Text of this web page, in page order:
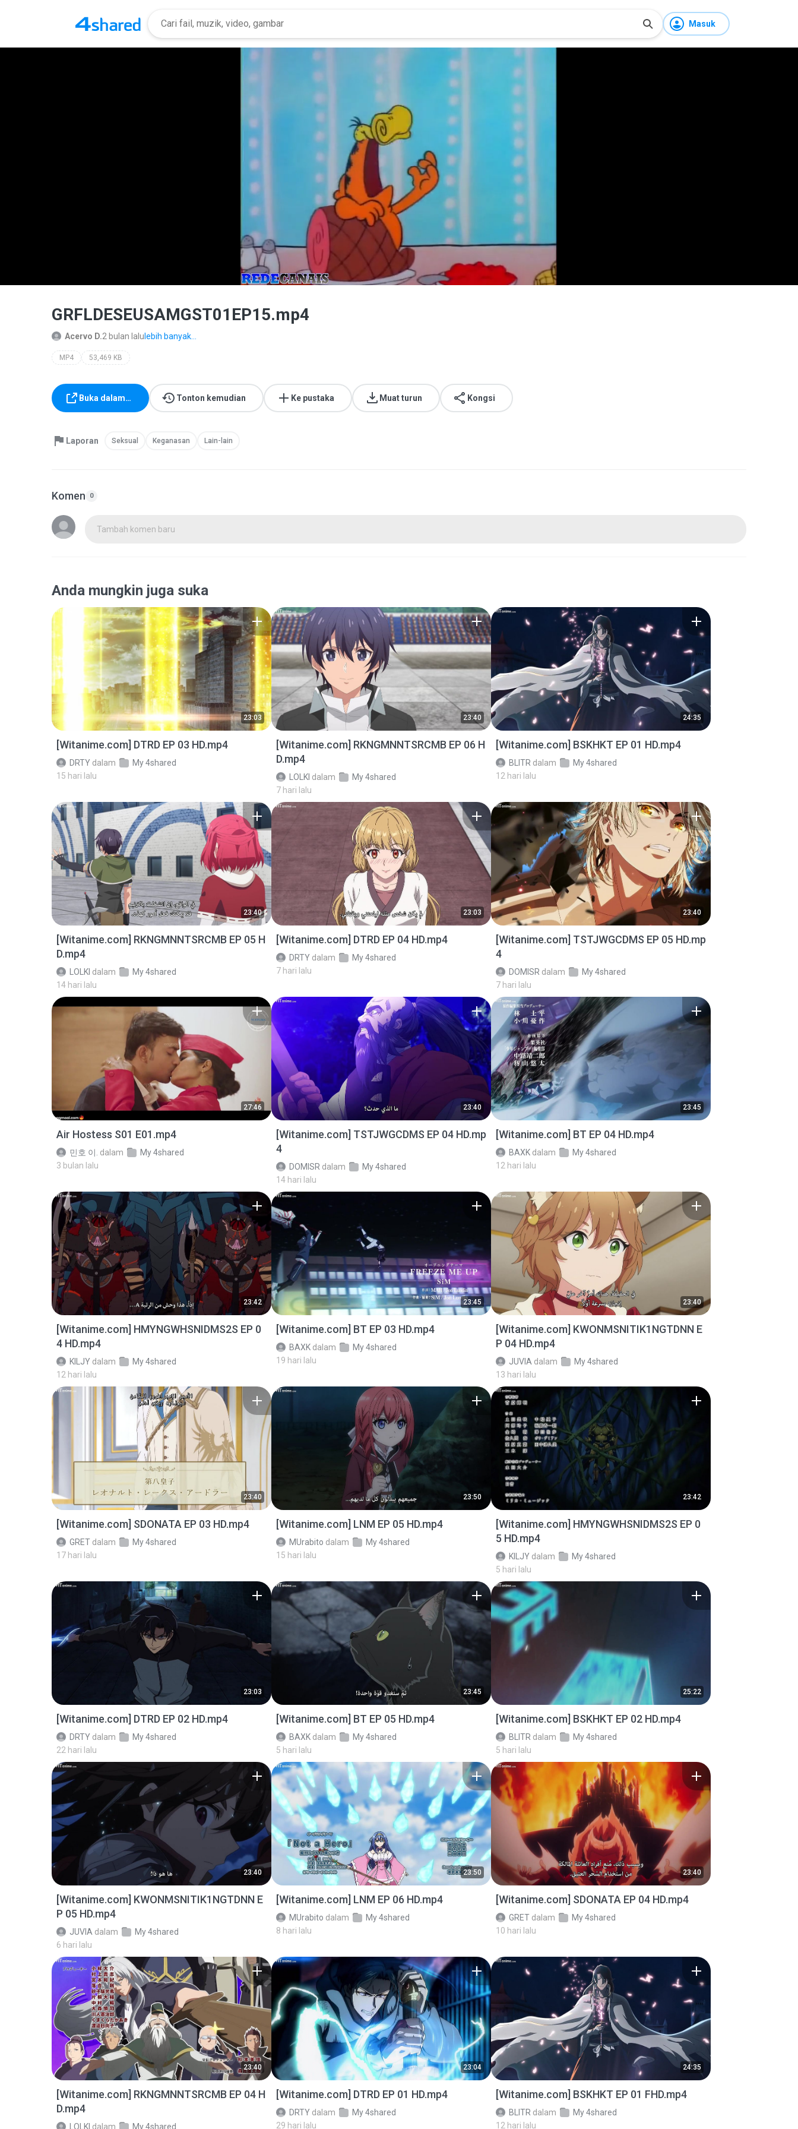
Masuk
GRFLDESEUSAMGST01EP15.mp4
Acervo D.2 bulan lalu lebih banyak...
MP4 53,469 KB
Buka dalam… Tonton kemudian Ke pustaka Muat turun Kongsi
Laporan Seksual Keganasan Lain-lain
Komen 0
Tambah komen baru
Anda mungkin juga suka
23:03
[Witanime.com] DTRD EP 03 HD.mp4
DRTY dalam
My 4shared
15 hari lalu
23:40
[Witanime.com] RKNGMNNTSRCMB EP 06 H
D.mp4
LOLKI dalam
My 4shared
7 hari lalu
24:35
[Witanime.com] BSKHKT EP 01 HD.mp4
BLITR dalam
My 4shared
12 hari lalu
23:40
[Witanime.com] RKNGMNNTSRCMB EP 05 H
D.mp4
LOLKI dalam
My 4shared
14 hari lalu
23:03
[Witanime.com] DTRD EP 04 HD.mp4
DRTY dalam
My 4shared
7 hari lalu
23:40
[Witanime.com] TSTJWGCDMS EP 05 HD.mp
4
DOMISR dalam
My 4shared
7 hari lalu
27:46
Air Hostess S01 E01.mp4
민호 이. dalam
My 4shared
3 bulan lalu
23:40
[Witanime.com] TSTJWGCDMS EP 04 HD.mp
4
DOMISR dalam
My 4shared
14 hari lalu
23:45
[Witanime.com] BT EP 04 HD.mp4
BAXK dalam
My 4shared
12 hari lalu
23:42
[Witanime.com] HMYNGWHSNIDMS2S EP 0
4 HD.mp4
KILJY dalam
My 4shared
12 hari lalu
23:45
[Witanime.com] BT EP 03 HD.mp4
BAXK dalam
My 4shared
19 hari lalu
23:40
[Witanime.com] KWONMSNITIK1NGTDNN E
P 04 HD.mp4
JUVIA dalam
My 4shared
13 hari lalu
23:40
[Witanime.com] SDONATA EP 03 HD.mp4
GRET dalam
My 4shared
17 hari lalu
23:50
[Witanime.com] LNM EP 05 HD.mp4
MUrabito dalam
My 4shared
15 hari lalu
23:42
[Witanime.com] HMYNGWHSNIDMS2S EP 0
5 HD.mp4
KILJY dalam
My 4shared
5 hari lalu
23:03
[Witanime.com] DTRD EP 02 HD.mp4
DRTY dalam
My 4shared
22 hari lalu
23:45
[Witanime.com] BT EP 05 HD.mp4
BAXK dalam
My 4shared
5 hari lalu
25:22
[Witanime.com] BSKHKT EP 02 HD.mp4
BLITR dalam
My 4shared
5 hari lalu
23:40
[Witanime.com] KWONMSNITIK1NGTDNN E
P 05 HD.mp4
JUVIA dalam
My 4shared
6 hari lalu
23:50
[Witanime.com] LNM EP 06 HD.mp4
MUrabito dalam
My 4shared
8 hari lalu
23:40
[Witanime.com] SDONATA EP 04 HD.mp4
GRET dalam
My 4shared
10 hari lalu
23:40
[Witanime.com] RKNGMNNTSRCMB EP 04 H
D.mp4
LOLKI dalam My 4shared
23:04
[Witanime.com] DTRD EP 01 HD.mp4
DRTY dalam
My 4shared
29 hari lalu
24:35
[Witanime.com] BSKHKT EP 01 FHD.mp4
BLITR dalam
My 4shared
12 hari lalu